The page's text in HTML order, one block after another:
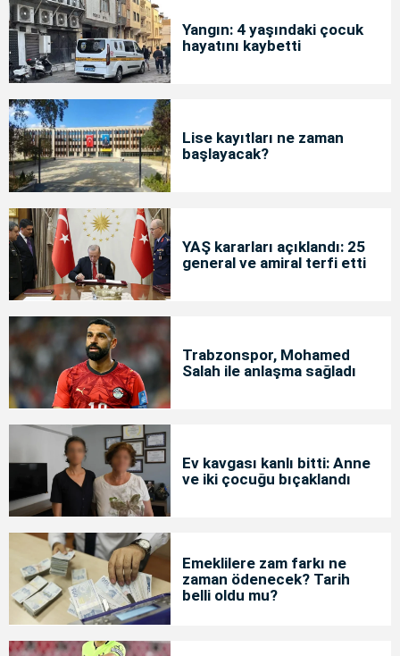
Yangın: 4 yaşındaki çocuk
hayatını kaybetti
Lise kayıtları ne zaman
başlayacak?
YAŞ kararları açıklandı: 25
general ve amiral terfi etti
Trabzonspor, Mohamed
Salah ile anlaşma sağladı
Ev kavgası kanlı bitti: Anne
ve iki çocuğu bıçaklandı
Emeklilere zam farkı ne
zaman ödenecek? Tarih
belli oldu mu?